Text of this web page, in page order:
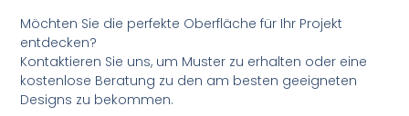
Möchten Sie die perfekte Oberfläche für Ihr Projekt
entdecken?
Kontaktieren Sie uns, um Muster zu erhalten oder eine
kostenlose Beratung zu den am besten geeigneten
Designs zu bekommen.